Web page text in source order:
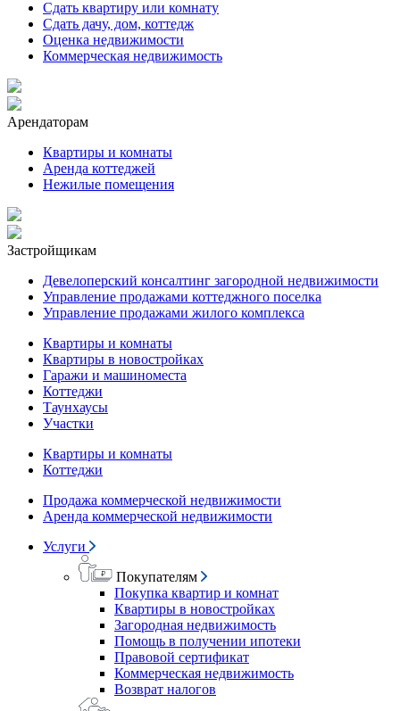
Сдать квартиру или комнату
Сдать дачу, дом, коттедж
Оценка недвижимости
Коммерческая недвижимость
Арендаторам
Квартиры и комнаты
Аренда коттеджей
Нежилые помещения
Застройщикам
Девелоперский консалтинг загородной недвижимости
Управление продажами коттеджного поселка
Управление продажами жилого комплекса
Квартиры и комнаты
Квартиры в новостройках
Гаражи и машиноместа
Коттеджи
Таунхаусы
Участки
Квартиры и комнаты
Коттеджи
Продажа коммерческой недвижимости
Аренда коммерческой недвижимости
Услуги
Покупателям
Покупка квартир и комнат
Квартиры в новостройках
Загородная недвижимость
Помощь в получении ипотеки
Правовой сертификат
Коммерческая недвижимость
Возврат налогов